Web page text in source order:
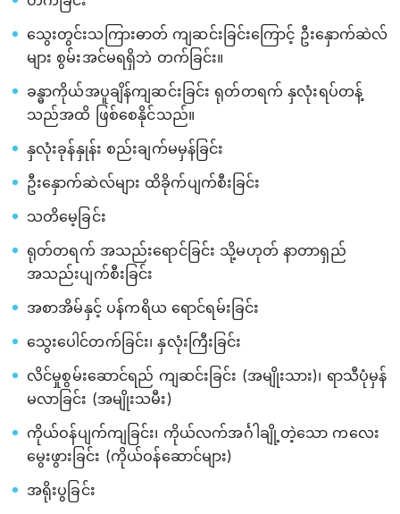
သွေးတွင်းသကြားဓာတ် ကျဆင်းခြင်းကြောင့် ဦးနှောက်ဆဲလ်
များ စွမ်းအင်မရရှိဘဲ တက်ခြင်း။
ခန္ဓာကိုယ်အပူချိန်ကျဆင်းခြင်း ရုတ်တရက် နှလုံးရပ်တန့်
သည်အထိ ဖြစ်စေနိုင်သည်။
နှလုံးခုန်နှုန်း စည်းချက်မမှန်ခြင်း
ဦးနှောက်ဆဲလ်များ ထိခိုက်ပျက်စီးခြင်း
သတိမေ့ခြင်း
ရုတ်တရက် အသည်းရောင်ခြင်း သို့မဟုတ် နာတာရှည်
အသည်းပျက်စီးခြင်း
အစာအိမ်နှင့် ပန်ကရိယ ရောင်ရမ်းခြင်း
သွေးပေါင်တက်ခြင်း၊ နှလုံးကြီးခြင်း
လိင်မှုစွမ်းဆောင်ရည် ကျဆင်းခြင်း (အမျိုးသား)၊ ရာသီပုံမှန်
မလာခြင်း (အမျိုးသမီး)
ကိုယ်ဝန်ပျက်ကျခြင်း၊ ကိုယ်လက်အင်္ဂါချို့တဲ့သော ကလေး
မွေးဖွားခြင်း (ကိုယ်ဝန်ဆောင်များ)
အရိုးပွခြင်း